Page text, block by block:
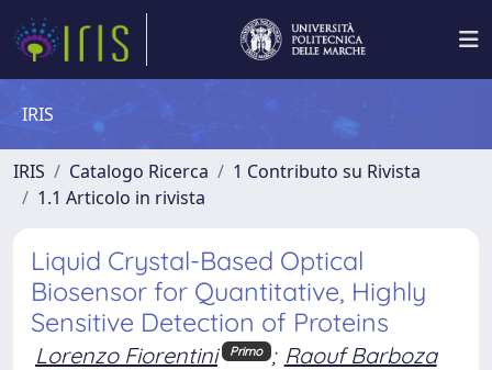
IRIS
IRIS Catalogo Ricerca
1 Contributo su Rivista
1.1 Articolo in rivista
Liquid Crystal-Based Optical
Biosensor for Quantitative, Highly
Sensitive Detection of Proteins
Lorenzo Fiorentini Primo ; Raouf Barboza